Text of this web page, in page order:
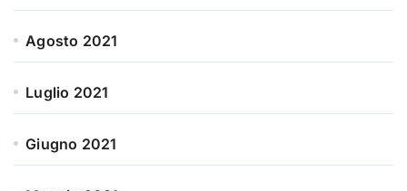
Agosto 2021
Luglio 2021
Giugno 2021